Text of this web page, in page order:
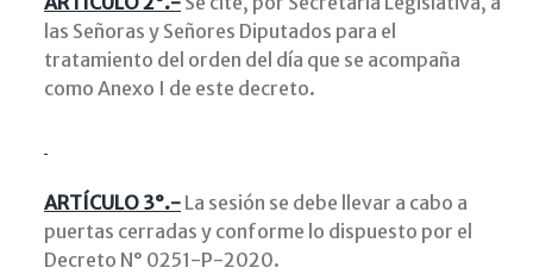
las Señoras y Señores Diputados para el
tratamiento del orden del día que se acompaña
como Anexo I de este decreto.
ARTÍCULO 3°.- La sesión se debe llevar a cabo a
puertas cerradas y conforme lo dispuesto por el
Decreto N° 0251-P-2020.